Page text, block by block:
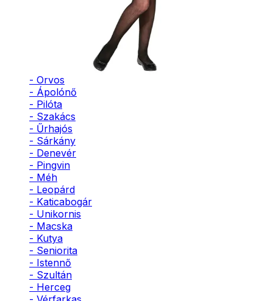
- Orvos
- Ápolónő
- Pilóta
- Szakács
- Űrhajós
- Sárkány
- Denevér
- Pingvin
- Méh
- Leopárd
- Katicabogár
- Unikornis
- Macska
- Kutya
- Seniorita
- Istennő
- Szultán
- Herceg